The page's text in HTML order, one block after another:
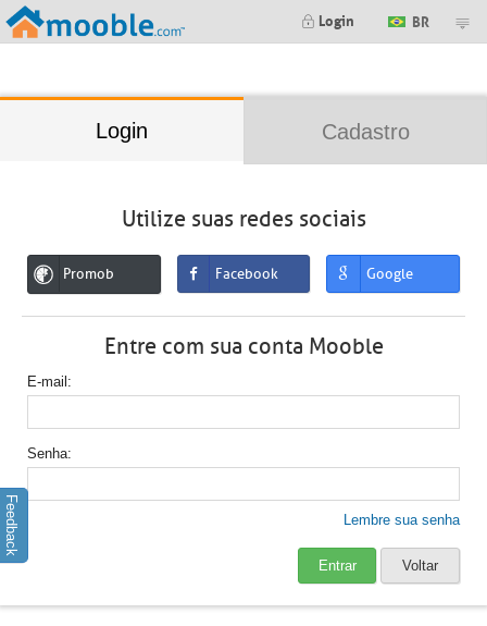
Login BR
Login Cadastro
Utilize suas redes sociais
Promob Facebook Google
Entre com sua conta Mooble
E-mail
Senha
Lembre sua senha
Entrar Voltar
Feedback